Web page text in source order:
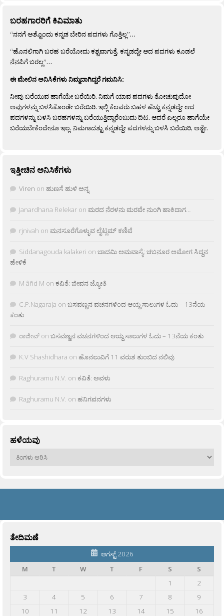
ಬರಹಗಾರರಿಗೆ ಕಿವಿಮಾತು
“ನನಗೆ ಅಶ್ಟೊಂದು ಕನ್ನಡ ಬೇರಿನ ಪದಗಳು ಗೊತ್ತಿಲ್ಲ”…
“ಹೊನಲಿಗಾಗಿ ಬರಹ ಬರೆಯೋದು ಕಶ್ಟವಾಗುತ್ತೆ. ಕನ್ನಡದ್ದೇ ಆದ ಪದಗಳು ಕೂಡಲೆ
ನೆನಪಿಗೆ ಬರಲ್ಲ”…
ಈ ಮೇಲಿನ ಅನಿಸಿಕೆಗಳು ನಿಮ್ಮದಾಗಿದ್ದರೆ ಗಮನಿಸಿ:
ನೀವು ಬರೆಯುವ ಹಾಗೆಯೇ ಬರೆಯಿರಿ. ನಿಮಗೆ ಯಾವ ಪದಗಳು ತೋಚುವುದೋ
ಅವುಗಳನ್ನು ಬಳಸಿಕೊಂಡೇ ಬರೆಯಿರಿ. ಇಲ್ಲಿ ಕೆಲವರು ಬಹಳ ಹೆಚ್ಚು ಕನ್ನಡದ್ದೇ ಆದ
ಪದಗಳನ್ನು ಬಳಸಿ ಬರಹಗಳನ್ನು ಬರೆಯುತ್ತಿದ್ದಾರೆಂಬುದು ದಿಟ. ಆದರೆ ಎಲ್ಲರೂ ಹಾಗೆಯೇ
ಬರೆಯಬೇಕೆಂದೇನೂ ಇಲ್ಲ. ನಿಮಗಾದಶ್ಟು ಕನ್ನಡದ್ದೇ ಪದಗಳನ್ನು ಬಳಸಿ ಬರೆಯಿರಿ, ಅಶ್ಟೇ.
ಇತ್ತೀಚಿನ ಅನಿಸಿಕೆಗಳು
Viren on ಹುಣಸೆ ಹುಳಿ ಅನ್ನ
Janardhana Relekar on ಮರದ ನೆರಳನು ಮರವೇ ನುಂಗಿ ಹಾಕಿದಾಗ…
rjnivah on ಮನಸೂರೆಗೊಳ್ಳುವ ಲೈಟ್ಲಮ್ ಕಣಿವೆ
Siddanagouda kalakeri on ಬಾದಮಿ ಅಮವಾಸ್ಯೆ: ಚಬನೂರ ಅಮೋಗ ಸಿದ್ದನ
ಹೇಳಿಕೆ
M âñd M on ಕವಿತೆ: ಜೀವನ ಜ್ಯೋತಿ
C.P.Nagaraja on ಬಸವಣ್ಣನ ವಚನಗಳಿಂದ ಆಯ್ದ ಸಾಲುಗಳ ಓದು – 13ನೆಯ
ಕಂತು
ರಾಜೀವ್ on ಬಸವಣ್ಣನ ವಚನಗಳಿಂದ ಆಯ್ದ ಸಾಲುಗಳ ಓದು – 13ನೆಯ ಕಂತು
K.V Shashidhara on ಹೊನಲುವಿಗೆ 11 ವರುಶ ತುಂಬಿದ ನಲಿವು
Raghuramu N.V. on ಕವಿತೆ: ಅವಳು
Raghuramu N.V. on ಹನಿಗವನಗಳು
ಹಳೆಯವು
ಹಳೆಯವು
ತೇದಿಮಣೆ
ಆಗಸ್ಟ್ 2026
M
T W T F S
S
1
2
3
4 5 6 7 8
9
10
11 12 13 14 15
16